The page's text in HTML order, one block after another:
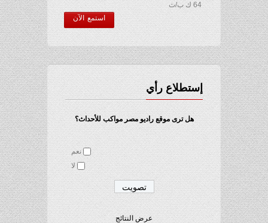
64 ك ب/ث
استمع الآن
إستطلاع رأي
هل ترى موقع راديو مصر مواكب للأحداث؟
نعم
لا
عرض النتائج